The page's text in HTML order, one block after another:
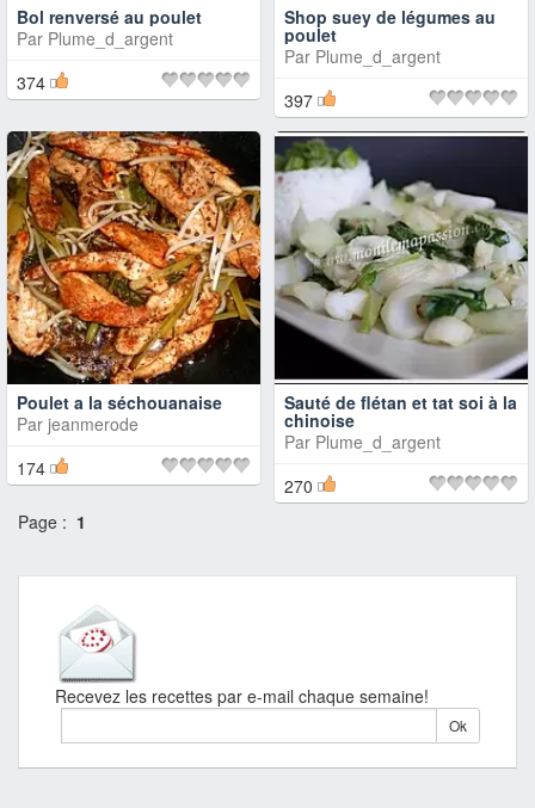
Bol renversé au poulet
Par Plume_d_argent
374
Shop suey de légumes au
poulet
Par Plume_d_argent
397
Poulet a la séchouanaise
Par jeanmerode
174
Sauté de flétan et tat soi à la
chinoise
Par Plume_d_argent
270
Page : 1
Recevez les recettes par e-mail chaque semaine!